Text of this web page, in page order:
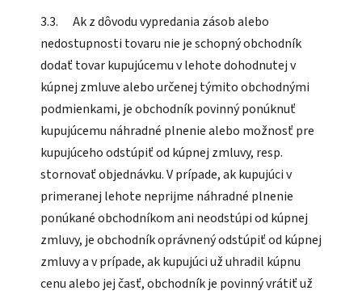
3.3. Ak z dôvodu vypredania zásob alebo
nedostupnosti tovaru nie je schopný obchodník
dodať tovar kupujúcemu v lehote dohodnutej v
kúpnej zmluve alebo určenej týmito obchodnými
podmienkami, je obchodník povinný ponúknuť
kupujúcemu náhradné plnenie alebo možnosť pre
kupujúceho odstúpiť od kúpnej zmluvy, resp.
stornovať objednávku. V prípade, ak kupujúci v
primeranej lehote neprijme náhradné plnenie
ponúkané obchodníkom ani neodstúpi od kúpnej
zmluvy, je obchodník oprávnený odstúpiť od kúpnej
zmluvy a v prípade, ak kupujúci už uhradil kúpnu
cenu alebo jej časť, obchodník je povinný vrátiť už